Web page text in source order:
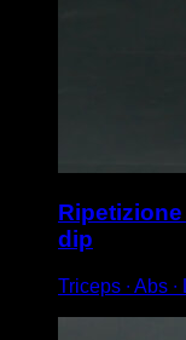
dip
Triceps ∙ Abs